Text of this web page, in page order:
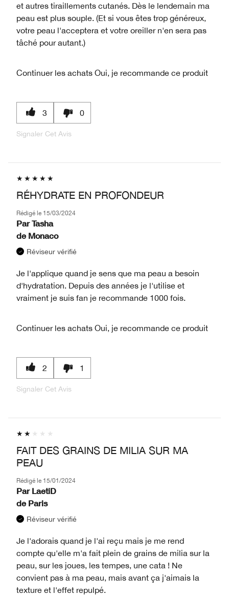
et autres tiraillements cutanés. Dès le lendemain ma
peau est plus souple. (Et si vous êtes trop généreux,
votre peau l'acceptera et votre oreiller n'en sera pas
tâché pour autant.)
Continuer les achats Oui, je recommande ce produit
3 0
Signaler Cet Avis
RÉHYDRATE EN PROFONDEUR
Rédigé le 15/03/2024
Par Tasha
de Monaco
Réviseur vérifié
Je l'applique quand je sens que ma peau a besoin
d'hydratation. Depuis des années je l'utilise et
vraiment je suis fan je recommande 1000 fois.
Continuer les achats Oui, je recommande ce produit
2 1
Signaler Cet Avis
FAIT DES GRAINS DE MILIA SUR MA
PEAU
Rédigé le 15/01/2024
Par LaetiD
de Paris
Réviseur vérifié
Je l'adorais quand je l'ai reçu mais je me rend
compte qu'elle m'a fait plein de grains de milia sur la
peau, sur les joues, les tempes, une cata ! Ne
convient pas à ma peau, mais avant ça j'aimais la
texture et l'effet repulpé.